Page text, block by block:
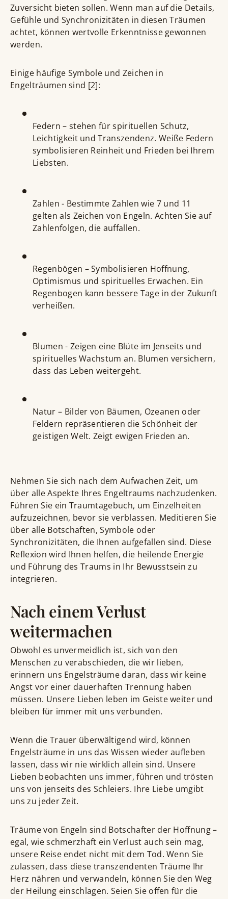
Zuversicht bieten sollen. Wenn man auf die Details,
Gefühle und Synchronizitäten in diesen Träumen
achtet, können wertvolle Erkenntnisse gewonnen
werden.
Einige häufige Symbole und Zeichen in
Engelträumen sind [2]:
Federn – stehen für spirituellen Schutz,
Leichtigkeit und Transzendenz. Weiße Federn
symbolisieren Reinheit und Frieden bei Ihrem
Liebsten.
Zahlen - Bestimmte Zahlen wie 7 und 11
gelten als Zeichen von Engeln. Achten Sie auf
Zahlenfolgen, die auffallen.
Regenbögen – Symbolisieren Hoffnung,
Optimismus und spirituelles Erwachen. Ein
Regenbogen kann bessere Tage in der Zukunft
verheißen.
Blumen - Zeigen eine Blüte im Jenseits und
spirituelles Wachstum an. Blumen versichern,
dass das Leben weitergeht.
Natur – Bilder von Bäumen, Ozeanen oder
Feldern repräsentieren die Schönheit der
geistigen Welt. Zeigt ewigen Frieden an.
Nehmen Sie sich nach dem Aufwachen Zeit, um
über alle Aspekte Ihres Engeltraums nachzudenken.
Führen Sie ein Traumtagebuch, um Einzelheiten
aufzuzeichnen, bevor sie verblassen. Meditieren Sie
über alle Botschaften, Symbole oder
Synchronizitäten, die Ihnen aufgefallen sind. Diese
Reflexion wird Ihnen helfen, die heilende Energie
und Führung des Traums in Ihr Bewusstsein zu
integrieren.
Nach einem Verlust
weitermachen
Obwohl es unvermeidlich ist, sich von den
Menschen zu verabschieden, die wir lieben,
erinnern uns Engelsträume daran, dass wir keine
Angst vor einer dauerhaften Trennung haben
müssen. Unsere Lieben leben im Geiste weiter und
bleiben für immer mit uns verbunden.
Wenn die Trauer überwältigend wird, können
Engelsträume in uns das Wissen wieder aufleben
lassen, dass wir nie wirklich allein sind. Unsere
Lieben beobachten uns immer, führen und trösten
uns von jenseits des Schleiers. Ihre Liebe umgibt
uns zu jeder Zeit.
Träume von Engeln sind Botschafter der Hoffnung –
egal, wie schmerzhaft ein Verlust auch sein mag,
unsere Reise endet nicht mit dem Tod. Wenn Sie
zulassen, dass diese transzendenten Träume Ihr
Herz nähren und verwandeln, können Sie den Weg
der Heilung einschlagen. Seien Sie offen für die